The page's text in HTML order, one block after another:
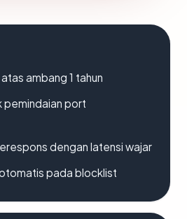
ambang 1 tahun
pemindaian port
dengan latensi wajar
pada blocklist